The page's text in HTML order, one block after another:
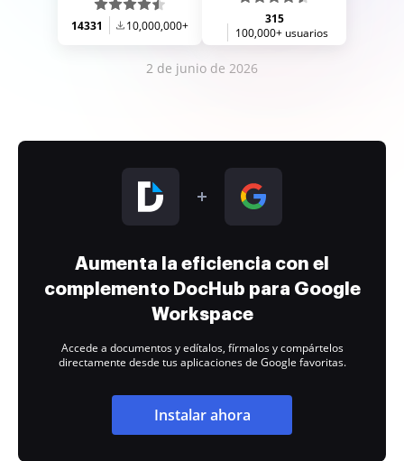
14331 10,000,000+
315
100,000+ usuarios
2 de junio de 2026
Aumenta la eficiencia con el
complemento DocHub para Google
Workspace
Accede a documentos y edítalos, fírmalos y compártelos
directamente desde tus aplicaciones de Google favoritas.
Instalar ahora